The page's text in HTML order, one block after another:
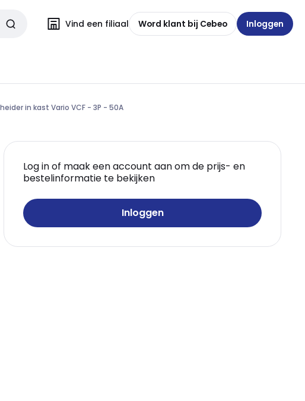
Vind een filiaal Word klant bij Cebeo Inloggen
in kast Vario VCF - 3P - 50A
Log in of maak een account aan om de prijs- en
bestelinformatie te bekijken
Inloggen